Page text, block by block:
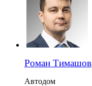
Роман Тимашов
Автодом